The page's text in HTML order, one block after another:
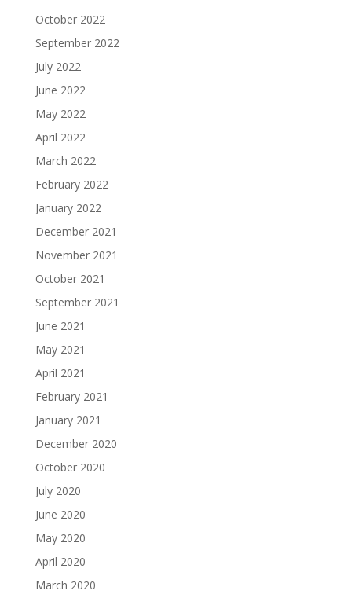
October 2022
September 2022
July 2022
June 2022
May 2022
April 2022
March 2022
February 2022
January 2022
December 2021
November 2021
October 2021
September 2021
June 2021
May 2021
April 2021
February 2021
January 2021
December 2020
October 2020
July 2020
June 2020
May 2020
April 2020
March 2020